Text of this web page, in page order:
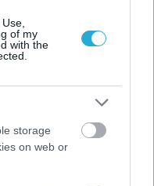
of my
with the
storage
on web or